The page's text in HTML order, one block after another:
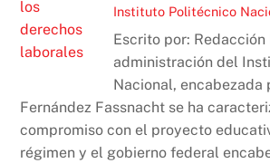
Instituto Politécnico
Escrito por: Redacción
administración del
Nacional, encabezada
Fernández Fassnacht se ha
compromiso con el proyecto
régimen y el gobierno federal